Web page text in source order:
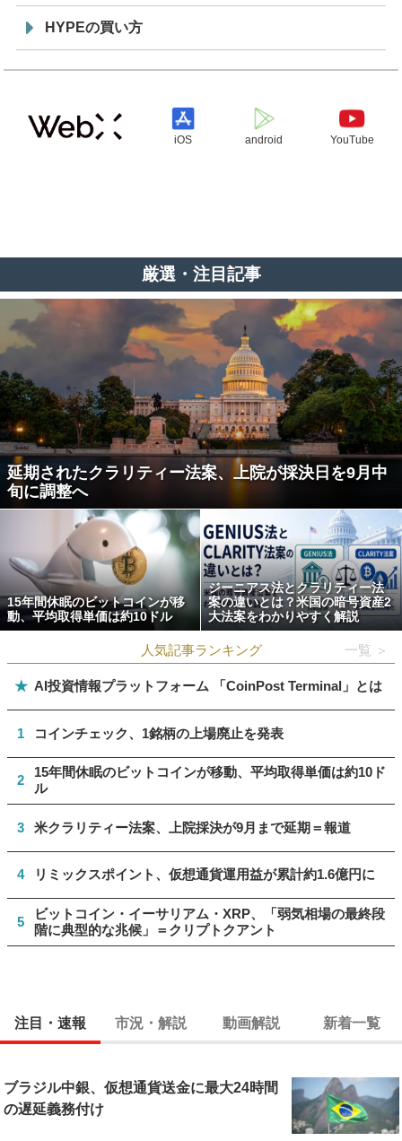
HYPEの買い方
iOS android YouTube
厳選・注目記事
延期されたクラリティー法案、上院が採決日を9月中
旬に調整へ
15年間休眠のビットコインが移
動、平均取得単価は約10ドル
ジーニアス法とクラリティー法
案の違いとは？米国の暗号資産2
大法案をわかりやすく解説
人気記事ランキング 一覧 ＞
★ AI投資情報プラットフォーム 「CoinPost Terminal」とは
1 コインチェック、1銘柄の上場廃止を発表
2
15年間休眠のビットコインが移動、平均取得単価は約10ド
ル
3 米クラリティー法案、上院採決が9月まで延期＝報道
4 リミックスポイント、仮想通貨運用益が累計約1.6億円に
5
ビットコイン・イーサリアム・XRP、「弱気相場の最終段
階に典型的な兆候」＝クリプトクアント
注目・速報 市況・解説 動画解説 新着一覧
ブラジル中銀、仮想通貨送金に最大24時間
の遅延義務付け